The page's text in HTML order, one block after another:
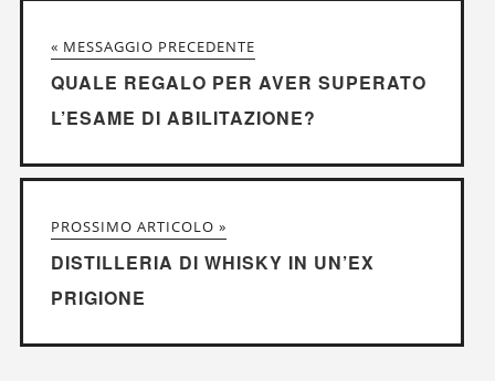
« MESSAGGIO PRECEDENTE
QUALE REGALO PER AVER SUPERATO
L’ESAME DI ABILITAZIONE?
PROSSIMO ARTICOLO »
DISTILLERIA DI WHISKY IN UN’EX
PRIGIONE